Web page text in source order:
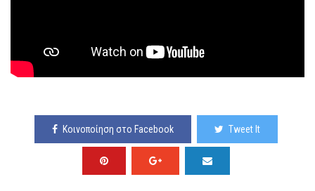
Κοινοποίηση στο Facebook Tweet It